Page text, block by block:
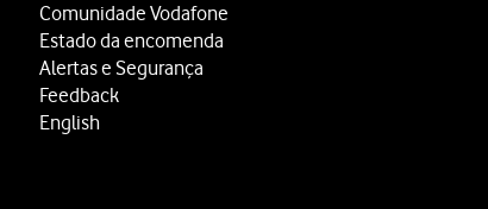
Comunidade Vodafone
Estado da encomenda
Alertas e Segurança
Feedback
English